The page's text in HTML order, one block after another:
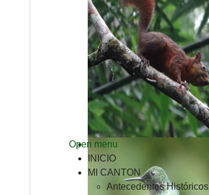
Open menu
INICIO
MI CANTON
Antecedentes Históricos